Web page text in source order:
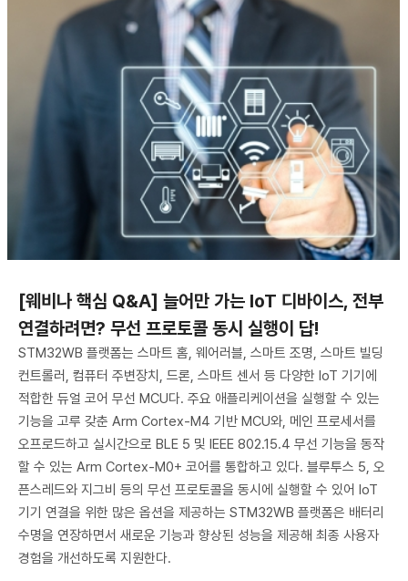
[웨비나 핵심 Q&A] 늘어만 가는 IoT 디바이스, 전부
연결하려면? 무선 프로토콜 동시 실행이 답!
STM32WB 플랫폼는 스마트 홈, 웨어러블, 스마트 조명, 스마트 빌딩
컨트롤러, 컴퓨터 주변장치, 드론, 스마트 센서 등 다양한 IoT 기기에
적합한 듀얼 코어 무선 MCU다. 주요 애플리케이션을 실행할 수 있는
기능을 고루 갖춘 Arm Cortex-M4 기반 MCU와, 메인 프로세서를
오프로드하고 실시간으로 BLE 5 및 IEEE 802.15.4 무선 기능을 동작
할 수 있는 Arm Cortex-M0+ 코어를 통합하고 있다. 블루투스 5, 오
픈스레드와 지그비 등의 무선 프로토콜을 동시에 실행할 수 있어 IoT
기기 연결을 위한 많은 옵션을 제공하는 STM32WB 플랫폼은 배터리
수명을 연장하면서 새로운 기능과 향상된 성능을 제공해 최종 사용자
경험을 개선하도록 지원한다.